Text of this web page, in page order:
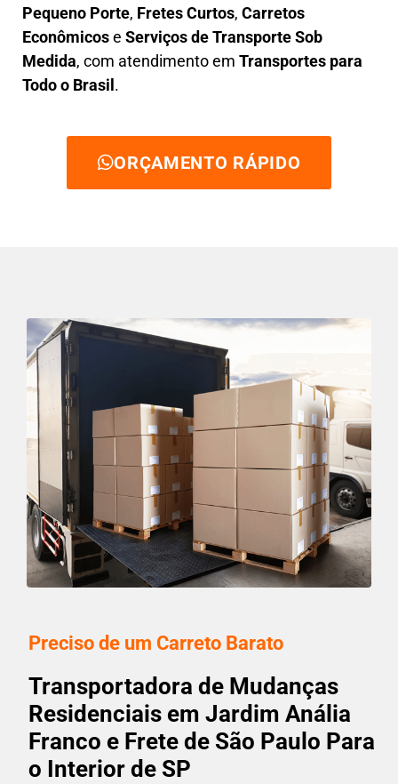
Pequeno Porte, Fretes Curtos, Carretos
Econômicose Serviços de Transporte Sob
Medida, com atendimento em Transportes para
Todo o Brasil.
ORÇAMENTO RÁPIDO
Preciso de um Carreto Barato
Transportadora de Mudanças
Residenciais em Jardim Anália
Franco e Frete de São Paulo Para
o Interior de SP